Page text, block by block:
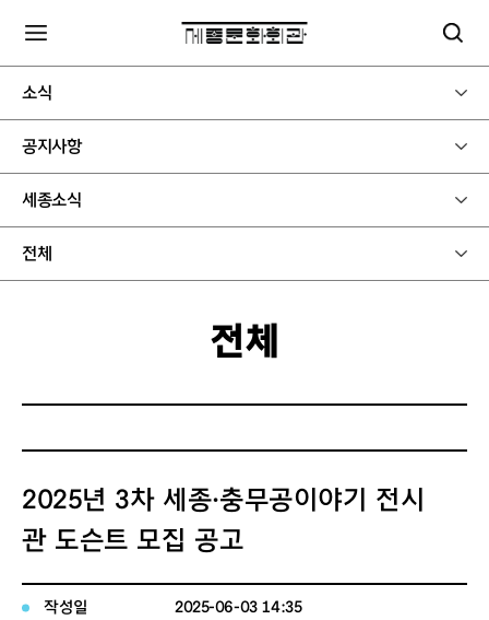
소식
공지사항
세종소식
전체
전체
2025년 3차 세종·충무공이야기 전시
관 도슨트 모집 공고
작성일 2025-06-03 14:35